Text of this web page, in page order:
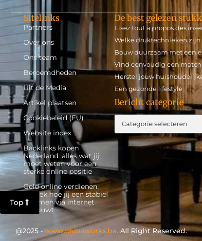
Top
Sitelinks
Partners
Over ons
Ons team
Beroemdheden
Uit de Media
Artikel plaatsen
Cookiebeleid (EU)
Website index
Backlinks kopen
Nederland: alles wat jij
moet weten voor een
sterke online positie
Geld online verdienen:
ontdek hoe jij een stabiel
inkomen via internet
opbouwt
De best gelezen
Lisez tout à propos des
Welke druktechnieken zijn
Bouw duurzaam met een
Vind eenvoudig een
Herstel jouw
Een gezonde lifestyle
Bericht categorie
@2025 - www.chinaworks.be. All Right Reserved.